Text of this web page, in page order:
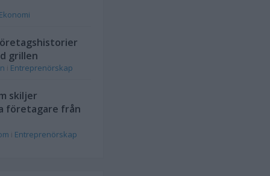
Ekonomi
grillen
Entreprenörskap
skiljer
företagare från
Entreprenörskap